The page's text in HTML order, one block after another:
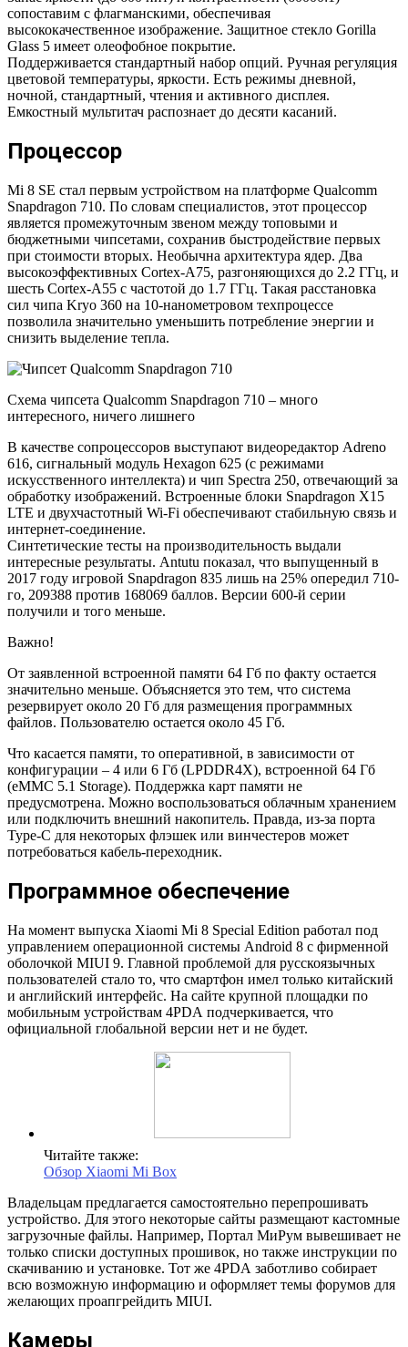
сопоставим с флагманскими, обеспечивая
высококачественное изображение. Защитное стекло Gorilla
Glass 5 имеет олеофобное покрытие.
Поддерживается стандартный набор опций. Ручная регуляция
цветовой температуры, яркости. Есть режимы дневной,
ночной, стандартный, чтения и активного дисплея.
Емкостный мультитач распознает до десяти касаний.
Процессор
Mi 8 SE стал первым устройством на платформе Qualcomm
Snapdragon 710. По словам специалистов, этот процессор
является промежуточным звеном между топовыми и
бюджетными чипсетами, сохранив быстродействие первых
при стоимости вторых. Необычна архитектура ядер. Два
высокоэффективных Сortex-A75, разгоняющихся до 2.2 ГГц, и
шесть Сortex-A55 с частотой до 1.7 ГГц. Такая расстановка
сил чипа Kryo 360 на 10-нанометровом техпроцессе
позволила значительно уменьшить потребление энергии и
снизить выделение тепла.
Схема чипсета Qualcomm Snapdragon 710 – много
интересного, ничего лишнего
В качестве сопроцессоров выступают видеоредактор Adreno
616, сигнальный модуль Hexagon 625 (с режимами
искусственного интеллекта) и чип Spectra 250, отвечающий за
обработку изображений. Встроенные блоки Snapdragon X15
LTE и двухчастотный Wi-Fi обеспечивают стабильную связь и
интернет-соединение.
Синтетические тесты на производительность выдали
интересные результаты. Antutu показал, что выпущенный в
2017 году игровой Snapdragon 835 лишь на 25% опередил 710-
го, 209388 против 168069 баллов. Версии 600-й серии
получили и того меньше.
Важно!
От заявленной встроенной памяти 64 Гб по факту остается
значительно меньше. Объясняется это тем, что система
резервирует около 20 Гб для размещения программных
файлов. Пользователю остается около 45 Гб.
Что касается памяти, то оперативной, в зависимости от
конфигурации – 4 или 6 Гб (LPDDR4X), встроенной 64 Гб
(eMMC 5.1 Storage). Поддержка карт памяти не
предусмотрена. Можно воспользоваться облачным хранением
или подключить внешний накопитель. Правда, из-за порта
Type-C для некоторых флэшек или винчестеров может
потребоваться кабель-переходник.
Программное обеспечение
На момент выпуска Xiaomi Mi 8 Special Edition работал под
управлением операционной системы Android 8 с фирменной
оболочкой MIUI 9. Главной проблемой для русскоязычных
пользователей стало то, что смартфон имел только китайский
и английский интерфейс. На сайте крупной площадки по
мобильным устройствам 4PDА подчеркивается, что
официальной глобальной версии нет и не будет.
Читайте также:
Обзор Xiaomi Mi Box
Владельцам предлагается самостоятельно перепрошивать
устройство. Для этого некоторые сайты размещают кастомные
загрузочные файлы. Например, Портал МиРум вывешивает не
только списки доступных прошивок, но также инструкции по
скачиванию и установке. Тот же 4PDА заботливо собирает
всю возможную информацию и оформляет темы форумов для
желающих проапгрейдить MIUI.
Камеры